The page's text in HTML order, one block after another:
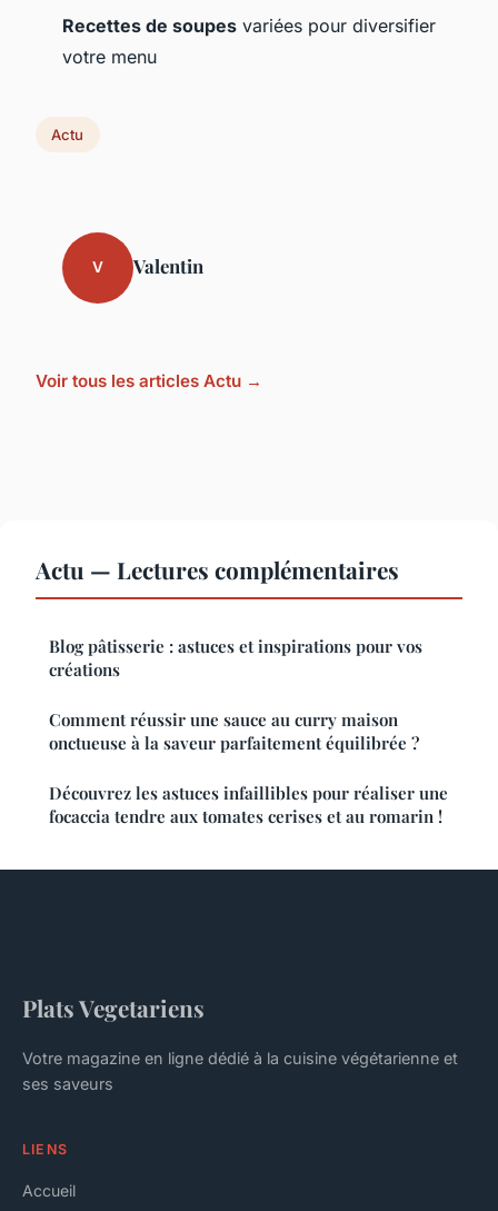
Recettes de soupes variées pour diversifier
votre menu
Actu
V Valentin
Voir tous les articles Actu →
Actu — Lectures complémentaires
Blog pâtisserie : astuces et inspirations pour vos
créations
Comment réussir une sauce au curry maison
onctueuse à la saveur parfaitement équilibrée ?
Découvrez les astuces infaillibles pour réaliser une
focaccia tendre aux tomates cerises et au romarin !
Plats Vegetariens
Votre magazine en ligne dédié à la cuisine végétarienne et
ses saveurs
LIENS
Accueil